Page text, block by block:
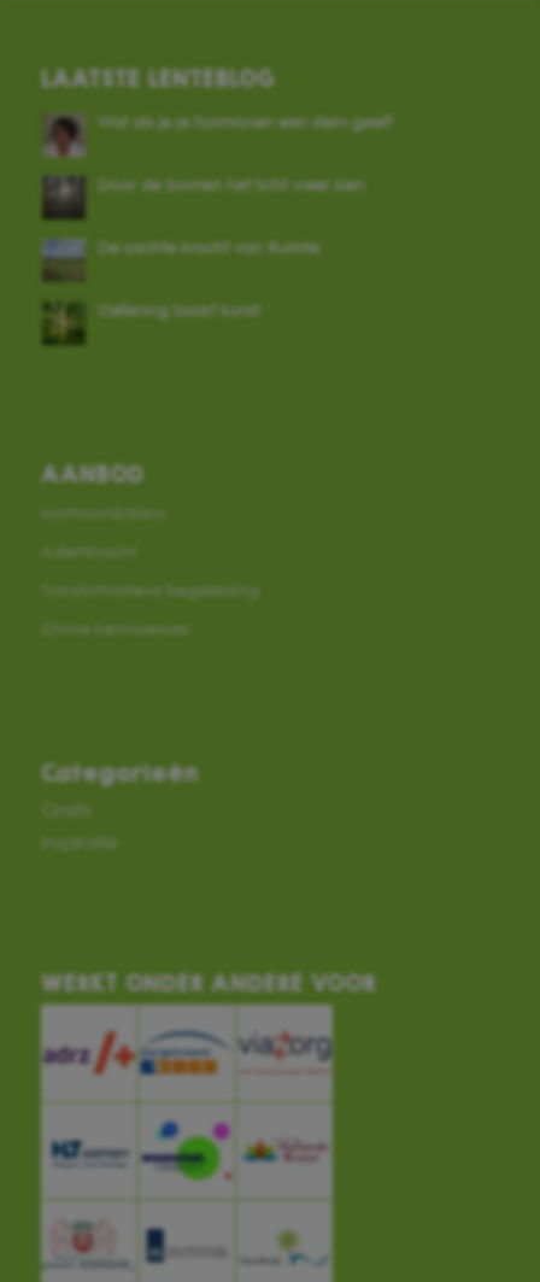
LAATSTE LENTEBLOG
Wat als je je hormonen een stem geeft
Door de bomen het licht weer zien
De zachte kracht van Ruimte
Oefening baart kunst
AANBOD
Hormoonbalans
Ademkracht
Transformatieve begeleiding
Online kennissessies
Categorieën
Gratis
Inspiratie
WERKT ONDER ANDERE VOOR